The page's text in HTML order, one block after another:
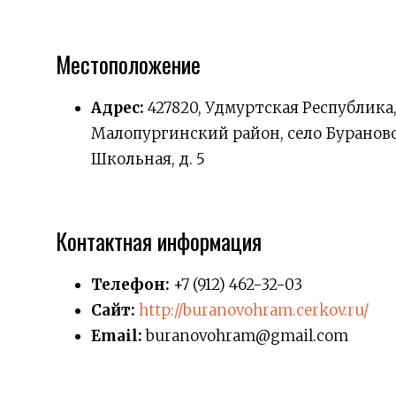
Местоположение
Адрес: 427820, Удмуртская Республика,
Малопургинский район, село
Школьная, д. 5
Контактная информация
Телефон: +7 (912) 462-32-03
Сайт: http://buranovohram.cerkov.ru/
Email:buranovohram@gmail.com